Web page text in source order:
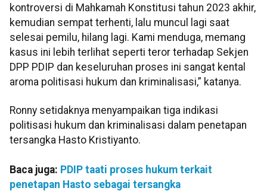
kontroversi di Mahkamah Konstitusi tahun 2023 akhir,
kemudian sempat terhenti, lalu muncul lagi saat
selesai pemilu, hilang lagi. Kami menduga, memang
kasus ini lebih terlihat seperti teror terhadap Sekjen
DPP PDIP dan keseluruhan proses ini sangat kental
aroma politisasi hukum dan kriminalisasi,” katanya.
Ronny setidaknya menyampaikan tiga indikasi
politisasi hukum dan kriminalisasi dalam penetapan
tersangka Hasto Kristiyanto.
Baca juga: PDIP taati proses hukum terkait
penetapan Hasto sebagai tersangka